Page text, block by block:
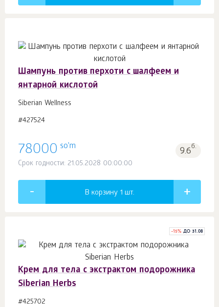
Шампунь против перхоти с шалфеем и
янтарной кислотой
Siberian Wellness
#427524
78000 so'm 9.6б.
Срок годности: 21.05.2028 00:00:00
В корзину 1 шт.
-15% ДО 31.08
Крем для тела с экстрактом подорожника
Siberian Herbs
#425702